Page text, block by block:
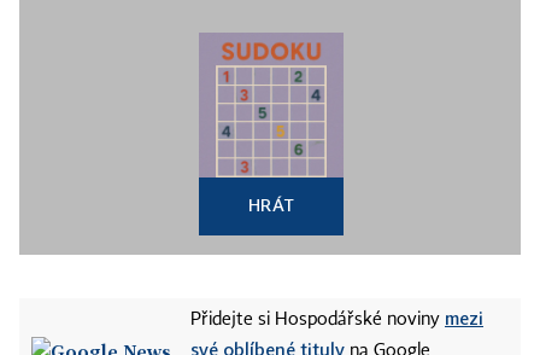
HRÁT
Přidejte si Hospodářské noviny mezi
své oblíbené tituly na Google